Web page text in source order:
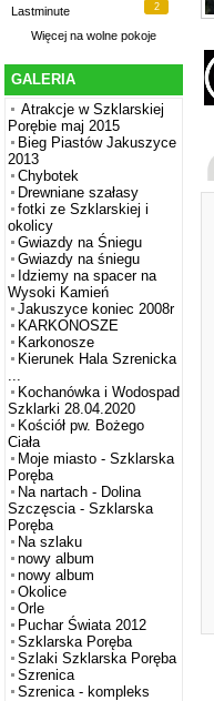
Lastminute 2
Więcej na wolne pokoje
GALERIA
Atrakcje w Szklarskiej
Porębie maj 2015
Bieg Piastów Jakuszyce
2013
Chybotek
Drewniane szałasy
fotki ze Szklarskiej i
okolicy
Gwiazdy na Śniegu
Gwiazdy na śniegu
Idziemy na spacer na
Wysoki Kamień
Jakuszyce koniec 2008r
KARKONOSZE
Karkonosze
Kierunek Hala Szrenicka
...
Kochanówka i Wodospad
Szklarki 28.04.2020
Kościół pw. Bożego
Ciała
Moje miasto - Szklarska
Poręba
Na nartach - Dolina
Szczęscia - Szklarska
Poręba
Na szlaku
nowy album
nowy album
Okolice
Orle
Puchar Świata 2012
Szklarska Poręba
Szlaki Szklarska Poręba
Szrenica
Szrenica - kompleks